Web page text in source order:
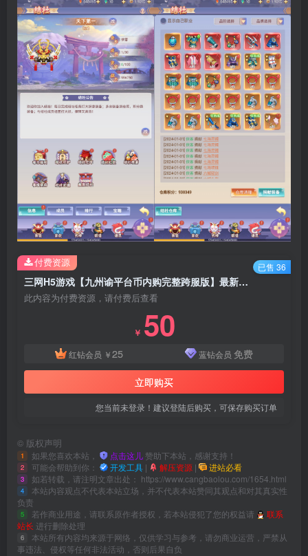
三网H5游戏【九州谕平台币内购完整跨服版】最新整理Linux手工服务端+懒人助手+运营后台+GM授权后台+安卓客户端+搭建教程
此内容为付费资源，请付费后查看
￥ 50
红钻会员 ￥25 蓝钻会员 免费
立即购买
您当前未登录！建议登陆后购买，可保存购买订单
付费资源 已售 36
© 版权声明
1 如果您喜欢本站， 点击这儿 赞助下本站，感谢支持！
2 可能会帮助到你： 开发工具 | 解压资源 | 进站必看
3 如若转载，请注明文章出处： https://www.cangbaolou.com/1654.html
4
本站内容观点不代表本站立场，并不代表本站赞同其观点和对其真实性
负责
5 若作商业用途，请联系原作者授权，若本站侵犯了您的权益请
联系
站长 进行删除处理
6
本站所有内容均来源于网络，仅供学习与参考，请勿商业运营，严禁从
事违法、侵权等任何非法活动，否则后果自负